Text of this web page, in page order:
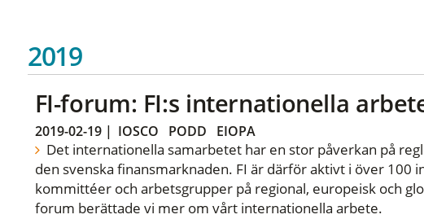
2019
FI-forum: FI:s internationella
2019-02-19| IOSCO PODD EIOPA
Det internationella samarbetet har en stor påverkan på
den svenska finansmarknaden. FI är därför aktivt i över 100
kommittéer och arbetsgrupper på regional, europeisk och
forum berättade vi mer om vårt internationella arbete.